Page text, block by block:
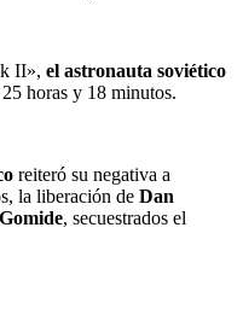
II», el astronauta soviético
horas y 18 minutos.
reiteró su negativa a
la liberación de Dan
, secuestrados el